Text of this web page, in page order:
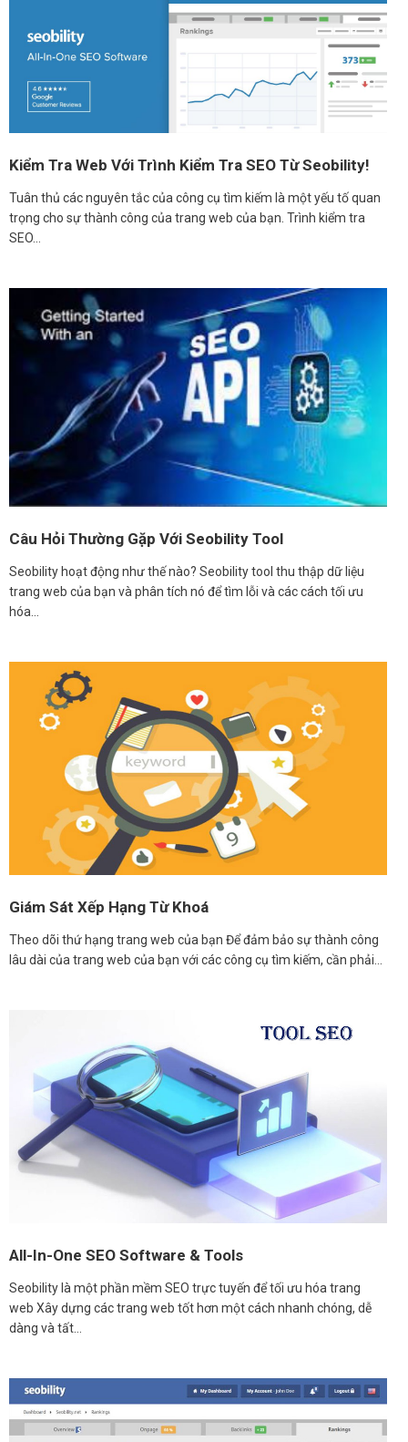
Kiểm Tra Web Với Trình Kiểm Tra SEO Từ Seobility!
Tuân thủ các nguyên tắc của công cụ tìm kiếm là một yếu tố quan
trọng cho sự thành công của trang web của bạn. Trình kiểm tra
SEO…
Câu Hỏi Thường Gặp Với Seobility Tool
Seobility hoạt động như thế nào? Seobility tool thu thập dữ liệu
trang web của bạn và phân tích nó để tìm lỗi và các cách tối ưu
hóa…
Giám Sát Xếp Hạng Từ Khoá
Theo dõi thứ hạng trang web của bạn Để đảm bảo sự thành công
lâu dài của trang web của bạn với các công cụ tìm kiếm, cần phải…
All-In-One SEO Software & Tools
Seobility là một phần mềm SEO trực tuyến để tối ưu hóa trang
web Xây dựng các trang web tốt hơn một cách nhanh chóng, dễ
dàng và tất…